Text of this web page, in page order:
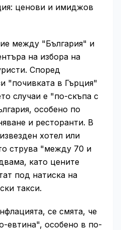
ценови и имиджов
между "България" и
на избора на
Според
"почивката в Гърция"
случаи е "по-скъпа с
особено по
и ресторанти. В
хотел или
струва "между 70 и
като цените
под натиска на
такси.
се смята, че
евтина", особено в по-